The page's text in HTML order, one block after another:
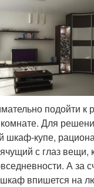
подойти
Для
шкаф-купе,
с глаз вещи,
А за
шкаф впишется на